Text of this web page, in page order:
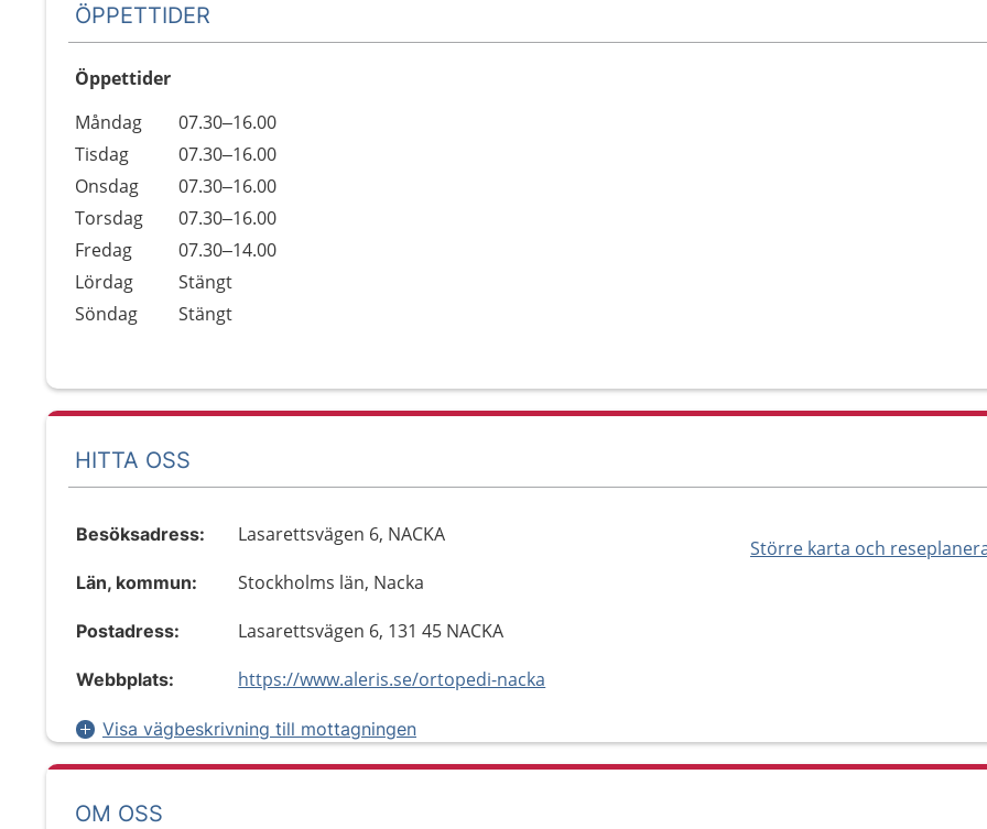
ÖPPETTIDER
Öppettider
Dag
Öppettider
Kommentarer
Måndag
07.30–16.00
Tisdag
07.30–16.00
Onsdag
07.30–16.00
Torsdag
07.30–16.00
Fredag
07.30–14.00
Lördag
Stängt
Söndag
Stängt
HITTA OSS
Större karta och
Besöksadress: Lasarettsvägen 6, NACKA
Län, kommun: Stockholms län, Nacka
Postadress: Lasarettsvägen 6, 131 45 NACKA
Webbplats: https://www.aleris.se/ortopedi-nacka
Visa vägbeskrivning till mottagningen
OM OSS